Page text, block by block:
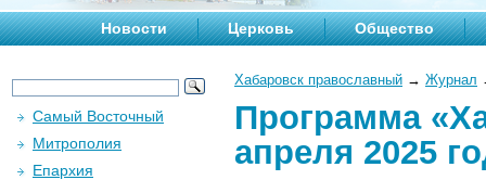
Новости Церковь Общество
Хабаровск православный → Журнал
Программа
апреля 2025
Самый Восточный
Митрополия
Епархия